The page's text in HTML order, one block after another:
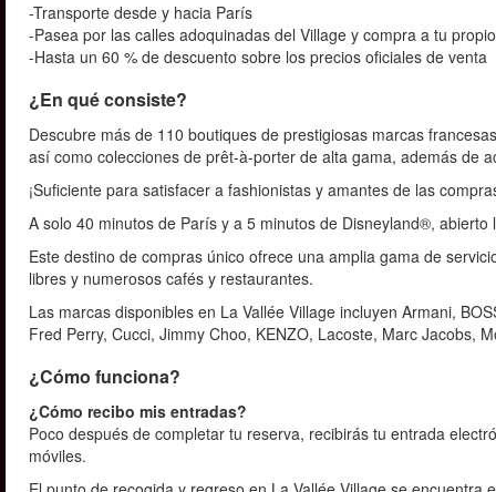
-Transporte desde y hacia París
-Pasea por las calles adoquinadas del Village y compra a tu
-Hasta un 60 % de descuento sobre los precios oficiales de venta
¿En qué consiste?
Descubre más de 110 boutiques de prestigiosas marcas
así como colecciones de prêt-à-porter de alta gama, además de
¡Suficiente para satisfacer a fashionistas y amantes de las
A solo 40 minutos de París y a 5 minutos de Disneyland®,
Este destino de compras único ofrece una amplia gama de
libres y numerosos cafés y restaurantes.
Las marcas disponibles en La Vallée Village incluyen Armani,
Fred Perry, Cucci, Jimmy Choo, KENZO, Lacoste, Marc Jacobs,
¿Cómo funciona?
¿Cómo recibo mis entradas?
Poco después de completar tu reserva, recibirás tu entrada
móviles.